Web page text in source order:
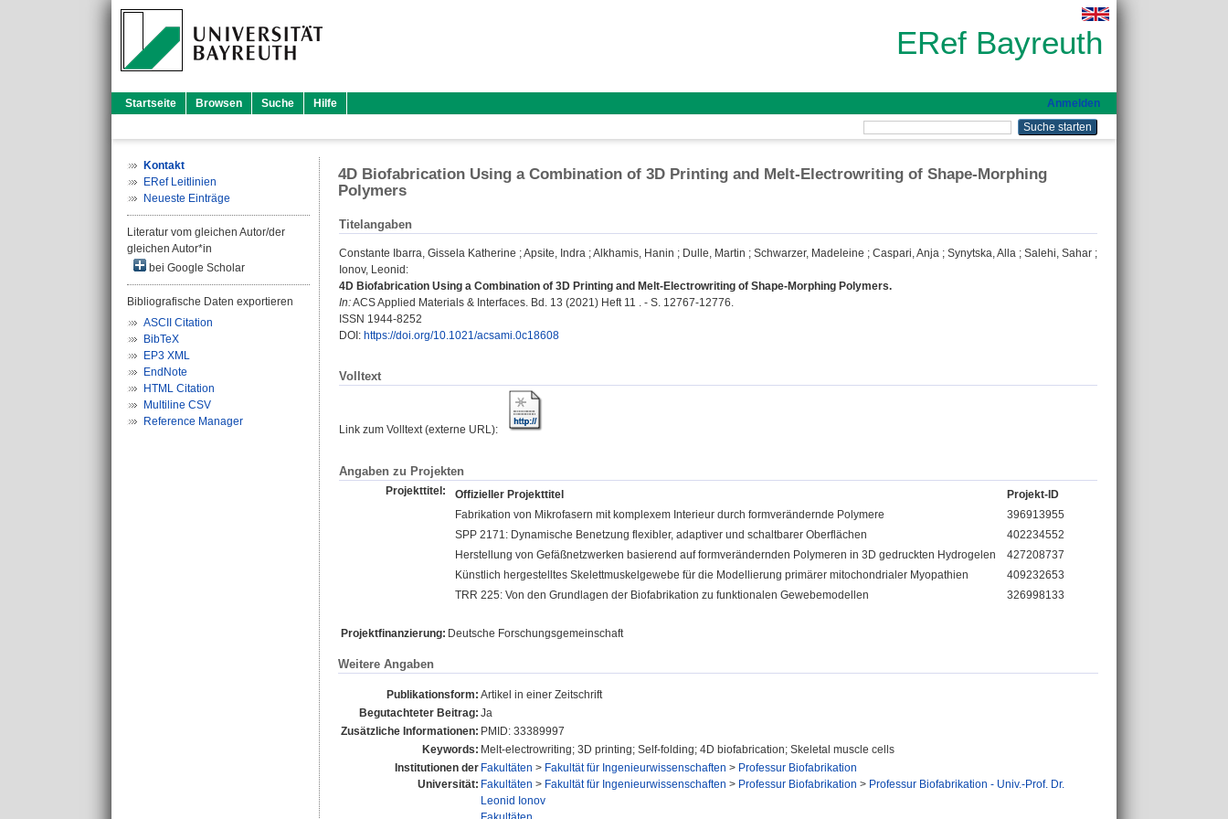
ERef Bayreuth
Startseite Browsen Suche Hilfe Anmelden
Kontakt
ERef Leitlinien
Neueste Einträge
Literatur vom gleichen Autor/der
gleichen Autor*in
bei Google Scholar
Bibliografische Daten exportieren
ASCII Citation
BibTeX
EP3 XML
EndNote
HTML Citation
Multiline CSV
Reference Manager
4D Biofabrication Using a Combination of 3D Printing and Melt-Electrowriting of Shape-Morphing
Polymers
Titelangaben
Constante Ibarra, Gissela Katherine ;Apsite, Indra ;Alkhamis, Hanin ; Dulle, Martin ; Schwarzer, Madeleine ; Caspari, Anja ; Synytska, Alla ; Salehi, Sahar ;
Ionov, Leonid :
4D Biofabrication Using a Combination of 3D Printing and Melt-Electrowriting of Shape-Morphing Polymers.
In:ACS Applied Materials & Interfaces. Bd. 13 (2021) Heft 11 . - S. 12767-12776.
ISSN 1944-8252
DOI: https://doi.org/10.1021/acsami.0c18608
Volltext
Link zum Volltext (externe URL):
Angaben zu Projekten
Projekttitel: Offizieller Projekttitel
Projekt-ID
Fabrikation von Mikrofasern mit komplexem Interieur durch formverändernde Polymere
396913955
SPP 2171: Dynamische Benetzung flexibler, adaptiver und schaltbarer Oberflächen
402234552
Herstellung von Gefäßnetzwerken basierend auf formverändernden Polymeren in 3D gedruckten Hydrogelen
427208737
Künstlich hergestelltes Skelettmuskelgewebe für die Modellierung primärer mitochondrialer Myopathien
409232653
TRR 225: Von den Grundlagen der Biofabrikation zu funktionalen Gewebemodellen
326998133
Projektfinanzierung: Deutsche Forschungsgemeinschaft
Weitere Angaben
Publikationsform: Artikel in einer Zeitschrift
Begutachteter Beitrag: Ja
Zusätzliche Informationen: PMID: 33389997
Keywords: Melt-electrowriting; 3D printing; Self-folding; 4D biofabrication; Skeletal muscle cells
Institutionen der
Universität:
Fakultäten > Fakultät für Ingenieurwissenschaften > Professur Biofabrikation
Fakultäten > Fakultät für Ingenieurwissenschaften > Professur Biofabrikation > Professur Biofabrikation - Univ.-Prof. Dr.
Leonid Ionov